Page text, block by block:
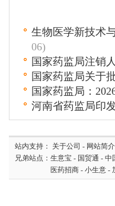
生物医学新技术
06)
国家药监局注销
国家药监局关于
国家药监局：
河南省药监局印
站内支持： 关于公司 - 网站简介
兄弟站点： 生意宝 - 国贸通 - 中
医药招商 - 小生意 -